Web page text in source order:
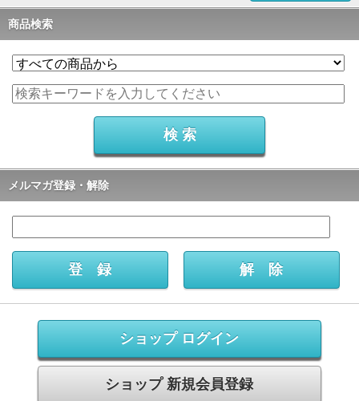
商品検索
メルマガ登録・解除
ショップ ログイン
ショップ 新規会員登録